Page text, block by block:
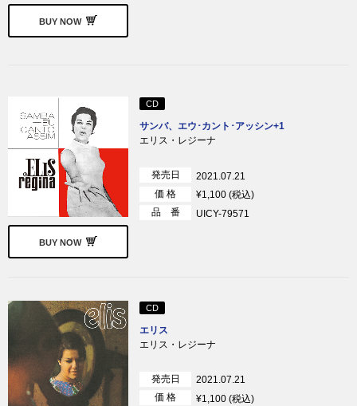
BUY NOW
BUY NOW
CD
サンバ、エウ･カント･アッシン+1
エリス・レジーナ
発売日
2021.07.21
価 格
¥1,100 (税込)
品 番
UICY-79571
CD
エリス
エリス・レジーナ
発売日
2021.07.21
価 格
¥1,100 (税込)